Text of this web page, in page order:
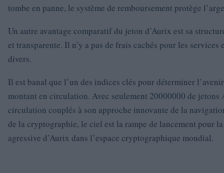
tombe en panne, le système de remboursement protège
Un autre avantage comparatif du jeton d’Aurix est sa
et transparente. Il n’y a pas de frais cachés pour les services
divers.
Il est banal que l’un des indices clés pour déterminer
montant en circulation. Avec seulement 20000000 de jetons
circulation couplés à son approche innovante de la
de la cryptographie, le ciel est la rampe de lancement pour
agressive d’Aurix dans l’espace cryptographique mondial.